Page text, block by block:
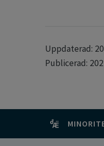
Uppdaterad:
Publicerad: